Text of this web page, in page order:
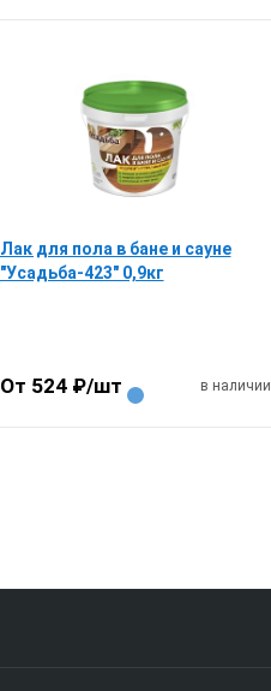
Лак для пола в бане и сауне
"Усадьба-423" 0,9кг
От 524 ₽/шт в наличии